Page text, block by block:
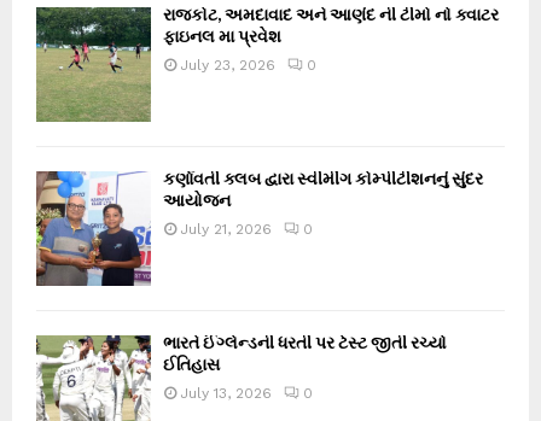
રાજકોટ, અમદાવાદ અને આણંદ ની ટીમો નો ક્વાટર
ફાઇનલ મા પ્રવેશ
July 23, 2026 0
કર્ણાવતી ક્લબ દ્વારા સ્વીમીંગ કોમ્પીટીશનનું સુંદર
આયોજન
July 21, 2026 0
ભારતે ઈંગ્લેન્ડની ધરતી પર ટેસ્ટ જીતી રચ્યો
ઈતિહાસ
July 13, 2026 0